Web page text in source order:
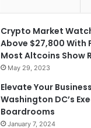
Crypto Market
Above $27,800 With
Most Altcoins Show
May 29, 2023
Elevate Your
Washington DC’s
Boardrooms
January 7, 2024